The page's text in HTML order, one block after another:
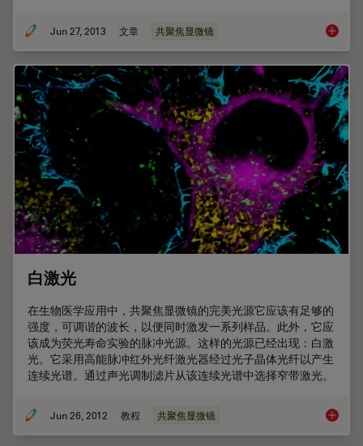
Jun 27, 2013 文章 共聚焦显微镜 光谱检
白激光
在生物医学应用中，共聚焦显微镜的完美光源它应该有足够的
强度，可调谐的波长，以便同时激发一系列样品。此外，它应
该成为荧光寿命实验的脉冲光源。这样的光源已经出现：白激
光。它采用高能脉冲红外光纤激光器经过光子晶体光纤以产生
连续光谱。通过声光调制滤片从该连续光谱中选择窄带激光。
Jun 26, 2012 教程 共聚焦显微镜 白激光